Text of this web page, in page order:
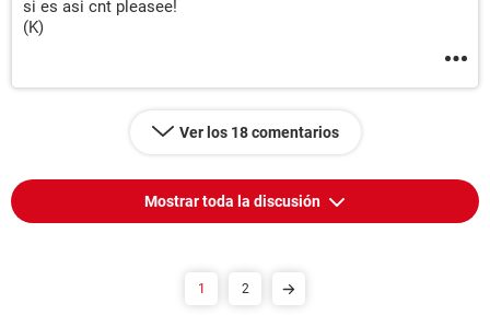
si es asi cnt pleasee!
(K)
Ver los 18 comentarios
Mostrar toda la discusión
1 2